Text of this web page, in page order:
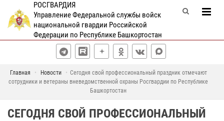
РОСГВАРДИЯ
Управление Федеральной службы войск
национальной гвардии Российской
Федерации по Республике Башкортостан
Главная Новости
Сегодня свой профессиональный праздник отмечают
сотрудники и ветераны вневедомственной охраны Росгвардии по Республике
Башкортостан
СЕГОДНЯ СВОЙ ПРОФЕССИОНАЛЬНЫЙ